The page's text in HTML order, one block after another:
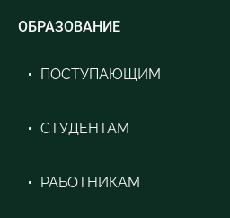
ОБРАЗОВАНИЕ
ПОСТУПАЮЩИМ
СТУДЕНТАМ
РАБОТНИКАМ